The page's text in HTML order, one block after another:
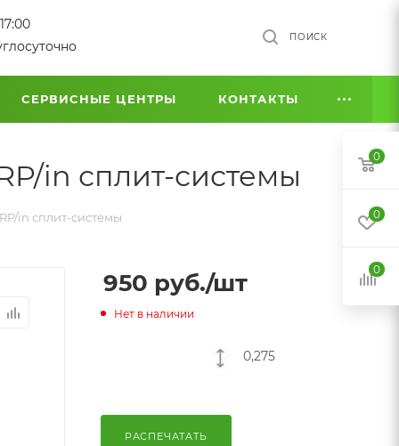
ПОИСК
СЕРВИСНЫЕ ЦЕНТРЫ КОНТАКТЫ
in сплит-системы
in сплит-системы
950 руб./шт
Нет в наличии
0,275
РАСПЕЧАТАТЬ
0
0
0